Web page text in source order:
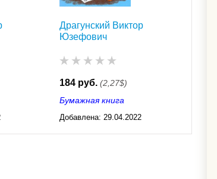
Драгунский Виктор
Юзефович
184 руб. (2,27$)
Бумажная книга
Добавлена: 29.04.2022
11:29